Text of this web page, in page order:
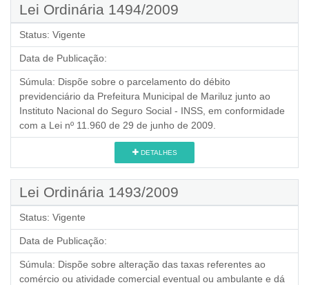
Lei Ordinária 1494/2009
Status: Vigente
Data de Publicação:
Súmula: Dispõe sobre o parcelamento do débito
previdenciário da Prefeitura Municipal de Mariluz junto ao
Instituto Nacional do Seguro Social - INSS, em conformidade
com a Lei nº 11.960 de 29 de junho de 2009.
DETALHES
Lei Ordinária 1493/2009
Status: Vigente
Data de Publicação:
Súmula: Dispõe sobre alteração das taxas referentes ao
comércio ou atividade comercial eventual ou ambulante e dá